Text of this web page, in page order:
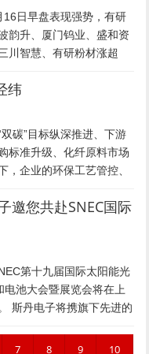
日早盘表现强势，有研
韵升、厦门钨业、盛和资
川智慧、有研粉材涨超
矿产资源法实施条例》将
纬
碳”目标纵深推进、下游
标准升级、化纤原料市场
，企业的环保工艺管控、
构筑长期竞争优势的核心
发展信用...
邀您共赴SNEC国际
第十九届国际太阳能光
池大会暨展览会将在上
斯丹电子将携旗下先进的
：6.1H C575），诚邀...
7 8 9 10